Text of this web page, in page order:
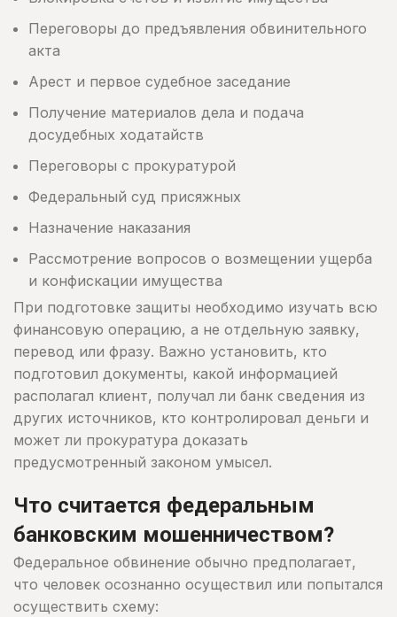
Переговоры до предъявления обвинительного
акта
Арест и первое судебное заседание
Получение материалов дела и подача
досудебных ходатайств
Переговоры с прокуратурой
Федеральный суд присяжных
Назначение наказания
Рассмотрение вопросов о возмещении ущерба
и конфискации имущества
При подготовке защиты необходимо изучать всю
финансовую операцию, а не отдельную заявку,
перевод или фразу. Важно установить, кто
подготовил документы, какой информацией
располагал клиент, получал ли банк сведения из
других источников, кто контролировал деньги и
может ли прокуратура доказать
предусмотренный законом умысел.
Что считается федеральным
банковским мошенничеством?
Федеральное обвинение обычно предполагает,
что человек осознанно осуществил или попытался
осуществить схему: